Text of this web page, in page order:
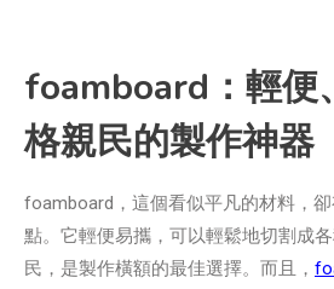
foamboard：輕便
格親民的製作神器
foamboard，這個看似平凡的材料，
點。它輕便易攜，可以輕鬆地切割成
民，是製作橫額的最佳選擇。而且，